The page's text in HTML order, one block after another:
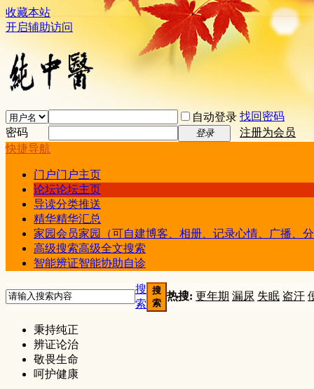
收藏本站
开启辅助访问
自动登录 找回密码
密码
登录
注册为会员
快捷导航
门户门户主页
论坛论坛主页
导读分类推送
精华精华汇总
家园会员家园（可自建博客、相册、记录心情、广播、
高级搜索高级全文搜索
智能辨证智能协助自诊
搜
索
搜
索
热搜: 更年期 漏尿 失眠 盗汗
秉持纯正
辨证论治
敬畏生命
呵护健康